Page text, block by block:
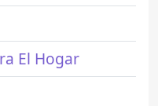
El Hogar